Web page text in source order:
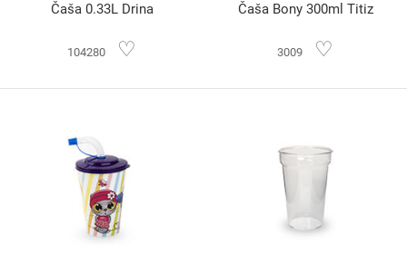
Čaša 0.33L Drina
104280 ♡
Čaša Bony 300ml Titiz
3009 ♡